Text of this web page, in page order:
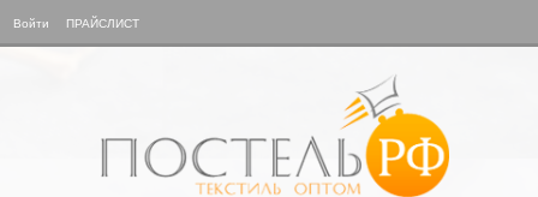
Войти ПРАЙСЛИСТ